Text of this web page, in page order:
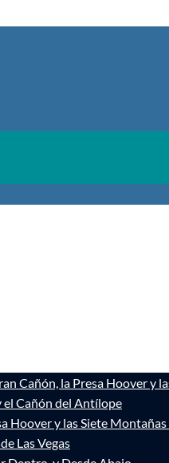
Cañón, la Presa Hoover y
el Cañón del Antílope
Hoover y las Siete
Las Vegas